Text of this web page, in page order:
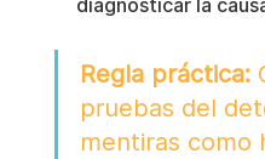
diagnosticar la
Regla práctica:
pruebas del
mentiras como